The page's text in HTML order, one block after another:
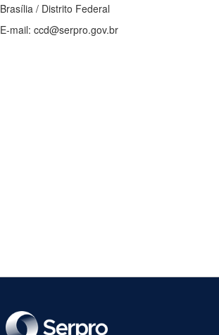
Brasília / Distrito Federal
E-mail: ccd@serpro.gov.br